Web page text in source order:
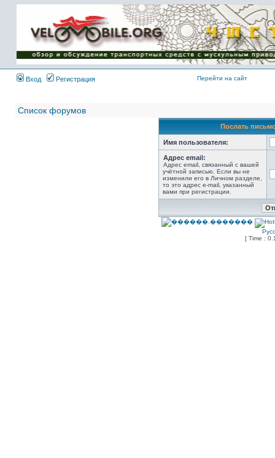
Имя пользователя:
Пароль:
{ LOG_ME_IN_SHORT
}
Вход
Регистрация Перейти на сайт
Список форумов
Послать
Имя пользователя:
Адрес email:
Адрес email, связанный с вашей
учётной записью. Если вы не
изменили его в Личном разделе,
то это адрес e-mail, указанный
вами при регистрации.
[ Time :